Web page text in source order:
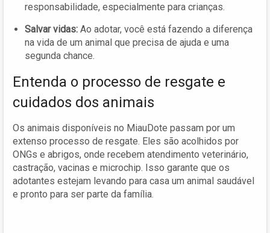
responsabilidade, especialmente para crianças.
Salvar vidas: Ao adotar, você está fazendo a diferença
na vida de um animal que precisa de ajuda e uma
segunda chance.
Entenda o processo de resgate e
cuidados dos animais
Os animais disponíveis no MiauDote passam por um
extenso processo de resgate. Eles são acolhidos por
ONGs e abrigos, onde recebem atendimento veterinário,
castração, vacinas e microchip. Isso garante que os
adotantes estejam levando para casa um animal saudável
e pronto para ser parte da família.